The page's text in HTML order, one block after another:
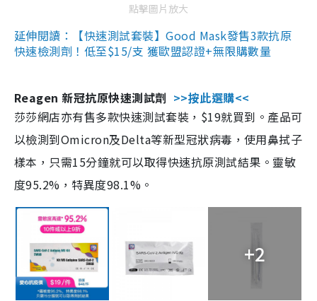
點擊圖片放大
延伸閱讀：【快速測試套裝】Good Mask發售3款抗原
快速檢測劑！低至$15/支 獲歐盟認證+無限購數量
Reagen 新冠抗原快速測試劑 >>按此選購<<
莎莎網店亦有售多款快速測試套裝，$19就買到。產品可
以檢測到Omicron及Delta等新型冠狀病毒，使用鼻拭子
樣本，只需15分鐘就可以取得快速抗原測試結果。靈敏
度95.2%，特異度98.1%。
+2